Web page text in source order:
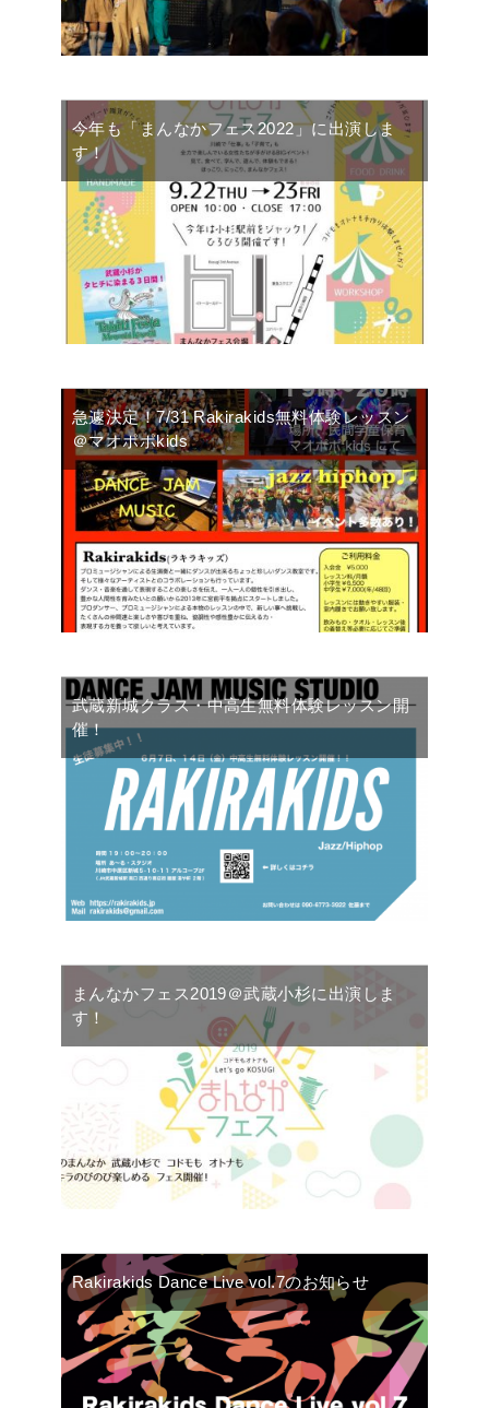
今年も「まんなかフェス2022」に出演しま
す！
急遽決定！7/31 Rakirakids無料体験レッスン
＠マオポポkids
武蔵新城クラス・中高生無料体験レッスン開
催！
まんなかフェス2019＠武蔵小杉に出演しま
す！
Rakirakids Dance Live vol.7のお知らせ